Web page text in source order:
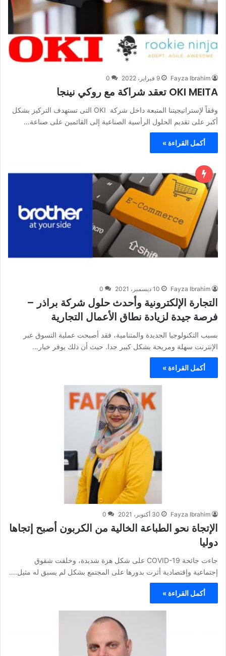
Fayza Ibrahim 9 فبراير، 2022 0
OKI MEITA تعقد شراكة مع روكي نينجا
وفقاً لإستراتيجيتنا المتبعة داخل شركة OKI التى تستهدف التركيز بشكل
أكبر على تقديم الحلول الرأسية الصناعية إلى القائمين على صناعة…
أكمل القراءة »
Fayza Ibrahim 10 ديسمبر، 2021 0
التجارة الإلكترونية وأحدث حلول شركة براذر –
فرصة جيدة لزيادة نطاق الأعمال التجارية
بسبب التكنولوجيا الجديدة والمتنامية، فقد أصبحت عملية التسوق عبر
الإنترنت سهلة ومريحة بشكل كبير جدا. حيث أن ذلك يوفر خيار…
أكمل القراءة »
Fayza Ibrahim 30 أكتوبر، 2021 0
الإتجاة نحو الطباعة الخالية من الكربون أصبح إتجاها
دوليا
جاءت جائحة COVID-19 على شكل هزة شديدة، وخلقت شقوق
إجتماعية وإقتصادية أثرت بدورها على المجتمع بشكل لم يسبق له مثيل.…
أكمل القراءة »